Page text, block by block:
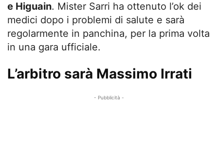
e Higuain. Mister Sarri ha ottenuto l’ok dei
medici dopo i problemi di salute e sarà
regolarmente in panchina, per la prima volta
in una gara ufficiale.
L’arbitro sarà Massimo Irrati
- Pubblicità -